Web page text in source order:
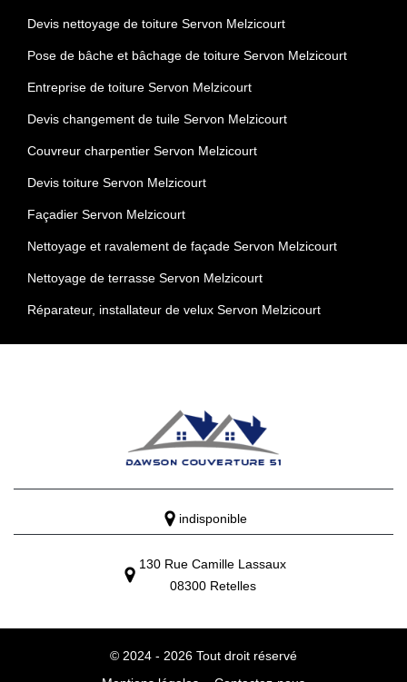
Devis nettoyage de toiture Servon Melzicourt
Pose de bâche et bâchage de toiture Servon Melzicourt
Entreprise de toiture Servon Melzicourt
Devis changement de tuile Servon Melzicourt
Couvreur charpentier Servon Melzicourt
Devis toiture Servon Melzicourt
Façadier Servon Melzicourt
Nettoyage et ravalement de façade Servon Melzicourt
Nettoyage de terrasse Servon Melzicourt
Réparateur, installateur de velux Servon Melzicourt
indisponible
130 Rue Camille Lassaux
08300 Retelles
© 2024 - 2026 Tout droit réservé